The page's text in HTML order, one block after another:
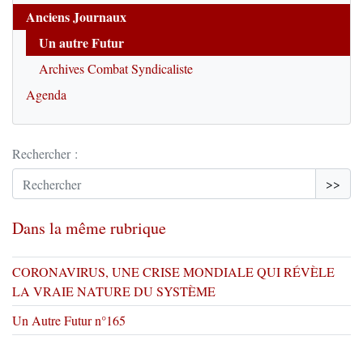
Anciens Journaux
Un autre Futur
Archives Combat Syndicaliste
Agenda
Rechercher :
>>
Dans la même rubrique
CORONAVIRUS, UNE CRISE MONDIALE QUI RÉVÈLE
LA VRAIE NATURE DU SYSTÈME
Un Autre Futur n°165